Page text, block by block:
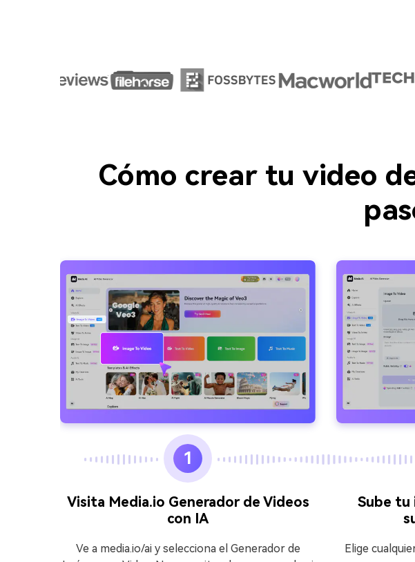
Cómo crear tu video
1
Visita Media.io Generador de Videos
con IA
Ve a media.io/ai y selecciona el Generador de
Sube tu
Elige